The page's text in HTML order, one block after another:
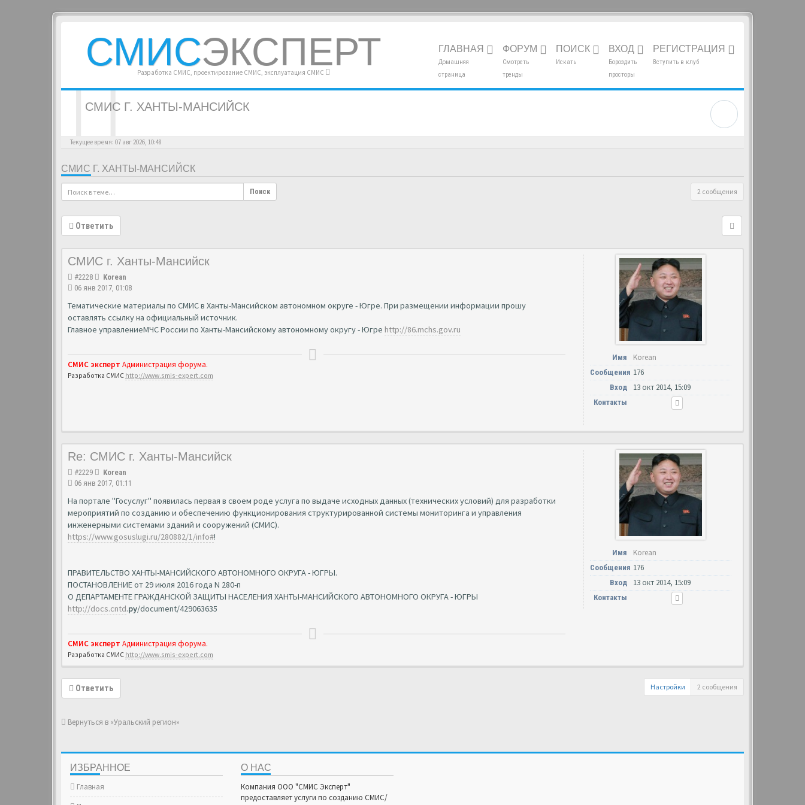
СМИСЭКСПЕРТ
Разработка СМИС, проектирование СМИС, эксплуатация СМИС
ГЛАВНАЯ
Домашняя
страница
ФОРУМ
Смотреть
тренды
ПОИСК
Искать
ВХОД
Бороздить
просторы
РЕГИСТРАЦИЯ
Вступить в клуб
СМИС Г. ХАНТЫ-МАНСИЙСК
Текущее время: 07 авг 2026, 10:48
СМИС Г. ХАНТЫ-МАНСИЙСК
Поиск 2 сообщения
Ответить
СМИС г. Ханты-Мансийск
#2228
Korean
06 янв 2017, 01:08
Тематические материалы по СМИС в Ханты-Мансийском автономном округе - Югре. При размещении информации прошу
оставлять ссылку на официальный источник.
Главное управлениеМЧС России по Ханты-Мансийскому автономному округу - Югре http://86.mchs.gov.ru
СМИС эксперт Администрация форума.
Разработка СМИС http://www.smis-expert.com
Имя Korean
Сообщения 176
Вход 13 окт 2014, 15:09
Контакты
Re: СМИС г. Ханты-Мансийск
#2229
Korean
06 янв 2017, 01:11
На портале "Госуслуг" появилась первая в своем роде услуга по выдаче исходных данных (технических условий) для разработки
мероприятий по созданию и обеспечению функционирования структурированной системы мониторинга и управления
инженерными системами зданий и сооружений (СМИС).
https://www.gosuslugi.ru/280882/1/info#!
ПРАВИТЕЛЬСТВО ХАНТЫ-МАНСИЙСКОГО АВТОНОМНОГО ОКРУГА - ЮГРЫ.
ПОСТАНОВЛЕНИЕ от 29 июля 2016 года N 280-п
О ДЕПАРТАМЕНТЕ ГРАЖДАНСКОЙ ЗАЩИТЫ НАСЕЛЕНИЯ ХАНТЫ-МАНСИЙСКОГО АВТОНОМНОГО ОКРУГА - ЮГРЫ
http://docs.cntd.ру/document/429063635
СМИС эксперт Администрация форума.
Разработка СМИС http://www.smis-expert.com
Имя Korean
Сообщения 176
Вход 13 окт 2014, 15:09
Контакты
Ответить Настройки 2 сообщения
Вернуться в «Уральский регион»
ИЗБРАННОЕ
Главная
О НАС
Компания ООО "СМИС Эксперт"
предоставляет услуги по созданию СМИС/